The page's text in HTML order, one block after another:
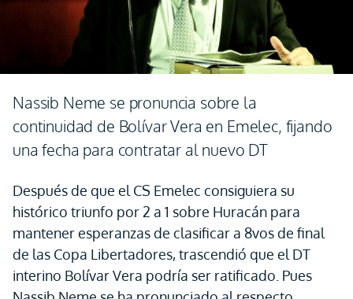
Nassib Neme se pronuncia sobre la
continuidad de Bolívar Vera en Emelec, fijando
una fecha para contratar al nuevo DT
Después de que el CS Emelec consiguiera su
histórico triunfo por 2 a 1 sobre Huracán para
mantener esperanzas de clasificar a 8vos de final
de las Copa Libertadores, trascendió que el DT
interino Bolívar Vera podría ser ratificado. Pues